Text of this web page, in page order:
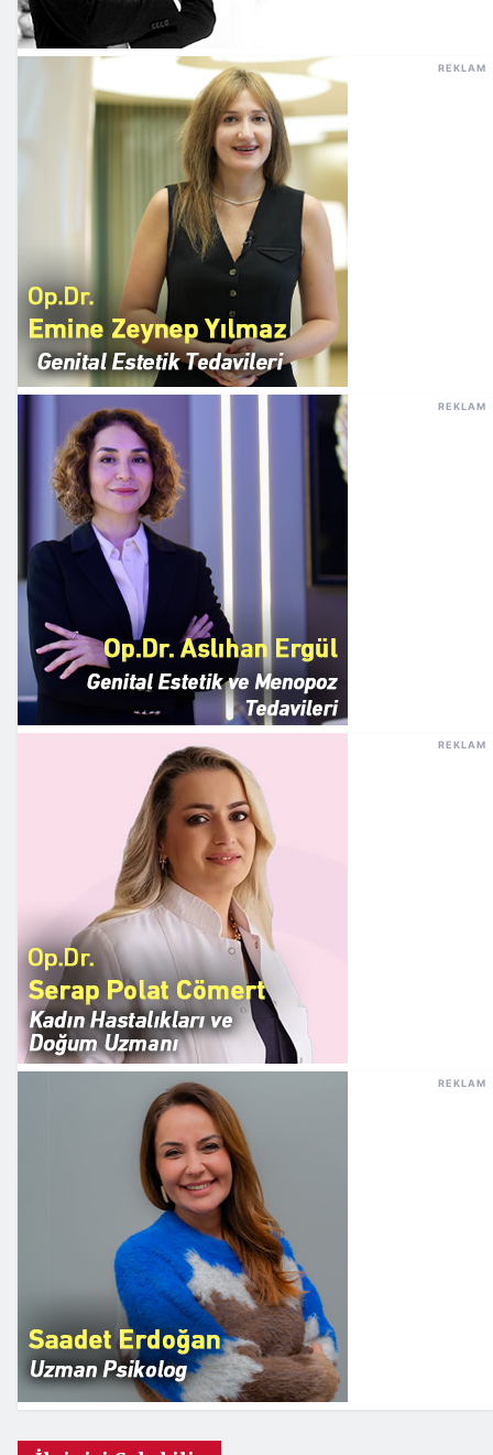
REKLAM
REKLAM
REKLAM
REKLAM